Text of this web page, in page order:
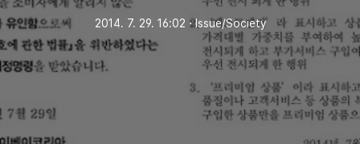
2014. 7. 29. 16:02 ㆍIssue/Society